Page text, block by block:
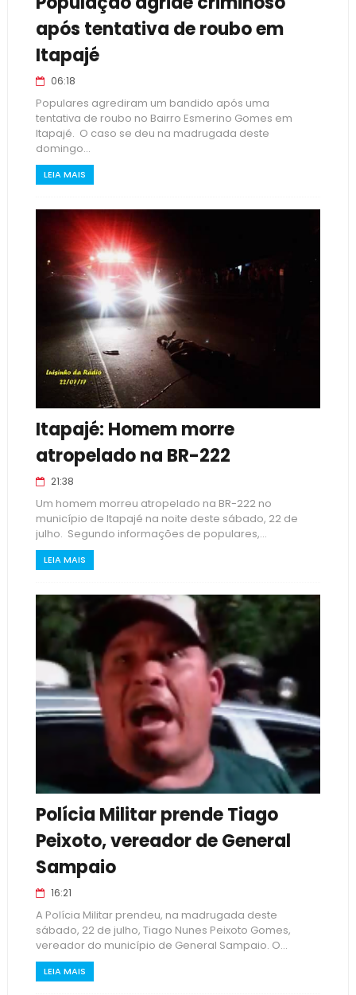
após tentativa de roubo em
Itapajé
06:18
Populares agrediram um bandido após uma
tentativa de roubo no Bairro Esmerino Gomes em
Itapajé. O caso se deu na madrugada deste
domingo...
LEIA MAIS
Itapajé: Homem morre
atropelado na BR-222
21:38
Um homem morreu atropelado na BR-222 no
município de Itapajé na noite deste sábado, 22 de
julho. Segundo informações de populares,...
LEIA MAIS
Polícia Militar prende Tiago
Peixoto, vereador de General
Sampaio
16:21
A Polícia Militar prendeu, na madrugada deste
sábado, 22 de julho, Tiago Nunes Peixoto Gomes,
vereador do município de General Sampaio. O...
LEIA MAIS